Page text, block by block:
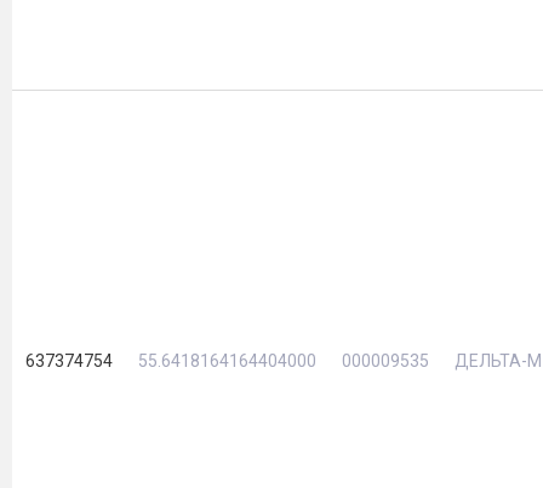
637374754 55.6418164164404000 000009535 ДЕЛЬТА-